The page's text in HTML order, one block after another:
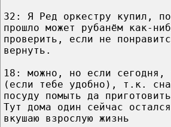
32: Я Ред оркестру купил,
прошло может рубанём как-
проверить, если не
вернуть.
18: можно, но если сегодня,
(если тебе удобно), т.к.
посуду помыть да
Тут дома один сейчас
вкушаю взрослую жизнь